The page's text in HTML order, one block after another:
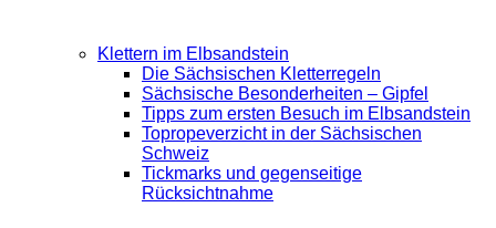
Klettern im Elbsandstein
Die Sächsischen Kletterregeln
Sächsische Besonderheiten – Gipfel
Tipps zum ersten Besuch im Elbsandstein
Topropeverzicht in der Sächsischen
Schweiz
Tickmarks und gegenseitige
Rücksichtnahme